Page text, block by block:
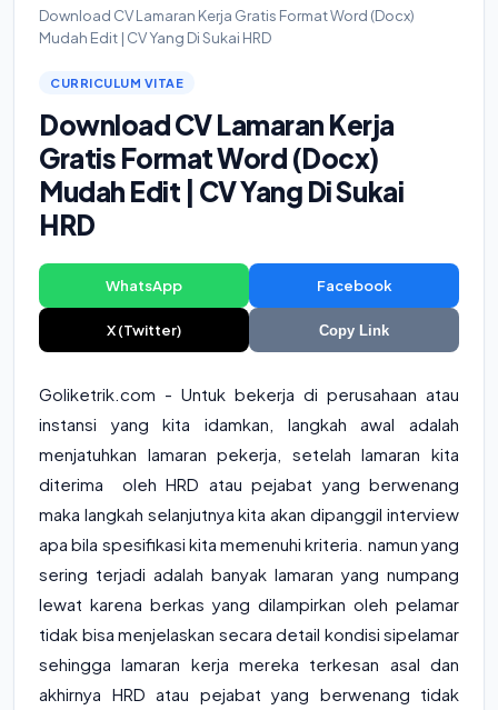
Download CV Lamaran Kerja Gratis Format Word (Docx)
Mudah Edit | CV Yang Di Sukai HRD
CURRICULUM VITAE
Download CV Lamaran Kerja
Gratis Format Word (Docx)
Mudah Edit | CV Yang Di Sukai
HRD
WhatsApp Facebook
X (Twitter) Copy Link
Goliketrik.com - Untuk bekerja di perusahaan atau
instansi yang kita idamkan, langkah awal adalah
menjatuhkan lamaran pekerja, setelah lamaran kita
diterima oleh HRD atau pejabat yang berwenang
maka langkah selanjutnya kita akan dipanggil interview
apa bila spesifikasi kita memenuhi kriteria. namun yang
sering terjadi adalah banyak lamaran yang numpang
lewat karena berkas yang dilampirkan oleh pelamar
tidak bisa menjelaskan secara detail kondisi sipelamar
sehingga lamaran kerja mereka terkesan asal dan
akhirnya HRD atau pejabat yang berwenang tidak